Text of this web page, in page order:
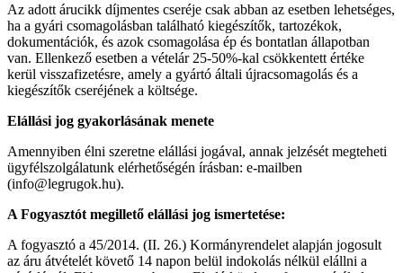
Az adott árucikk díjmentes cseréje csak abban az esetben lehetséges,
ha a gyári csomagolásban található kiegészítők, tartozékok,
dokumentációk, és azok csomagolása ép és bontatlan állapotban
van. Ellenkező esetben a vételár 25-50%-kal csökkentett értéke
kerül visszafizetésre, amely a gyártó általi újracsomagolás és a
kiegészítők cseréjének a költsége.
Elállási jog gyakorlásának menete
Amennyiben élni szeretne elállási jogával, annak jelzését megteheti
ügyfélszolgálatunk elérhetőségén írásban: e-mailben
(info@legrugok.hu).
A Fogyasztót megillető elállási jog ismertetése:
A fogyasztó a 45/2014. (II. 26.) Kormányrendelet alapján jogosult
az áru átvételét követő 14 napon belül indokolás nélkül elállni a